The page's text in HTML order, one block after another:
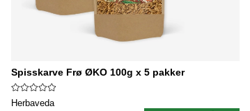
Spisskarve Frø ØKO 100g x 5 pakker
Herbaveda